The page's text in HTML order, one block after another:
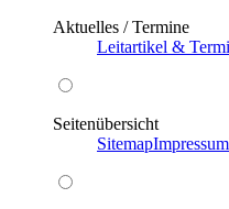
Aktuelles / Termine
Leitartikel &
Seitenübersicht
SitemapImpressum